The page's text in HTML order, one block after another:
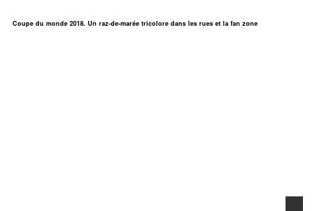
Coupe du monde 2018. Un raz-de-marée tricolore dans les rues et la fan zone